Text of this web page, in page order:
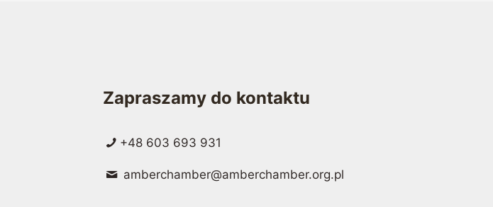
Zapraszamy do kontaktu
+48 603 693 931
amberchamber@amberchamber.org.pl